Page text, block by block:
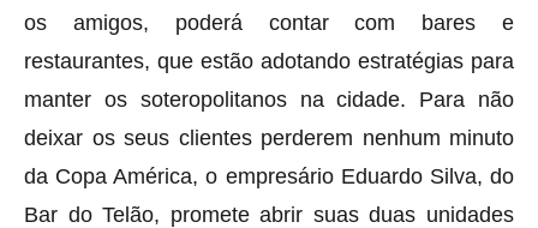
os amigos, poderá contar com bares e
restaurantes, que estão adotando estratégias para
manter os soteropolitanos na cidade. Para não
deixar os seus clientes perderem nenhum minuto
da Copa América, o empresário Eduardo Silva, do
Bar do Telão, promete abrir suas duas unidades